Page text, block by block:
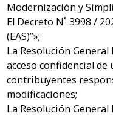
Modernización y
El Decreto N˚ 3998 /
(EAS)”»;
La Resolución
acceso confidencial
contribuyentes
modificaciones;
La Resolución